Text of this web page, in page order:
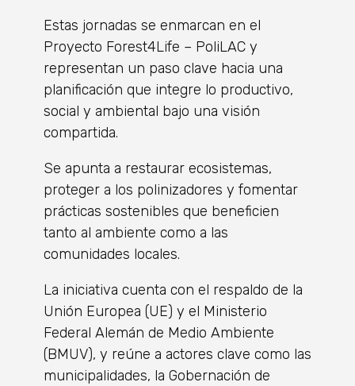
Estas jornadas se enmarcan en el
Proyecto Forest4Life – PoliLAC y
representan un paso clave hacia una
planificación que integre lo productivo,
social y ambiental bajo una visión
compartida.
Se apunta a restaurar ecosistemas,
proteger a los polinizadores y fomentar
prácticas sostenibles que beneficien
tanto al ambiente como a las
comunidades locales.
La iniciativa cuenta con el respaldo de la
Unión Europea (UE) y el Ministerio
Federal Alemán de Medio Ambiente
(BMUV), y reúne a actores clave como las
municipalidades, la Gobernación de